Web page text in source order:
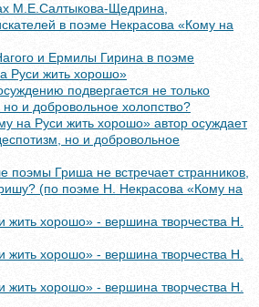
М.Е.Салтыкова-Щедрина,
в поэме Некрасова «Кому на
и Ермилы Гирина в поэме
Руси жить хорошо»
подвергается не только
и добровольное холопство?
на Руси жить хорошо» автор осуждает
но и добровольное
поэмы Гриша не встречает странников,
(по поэме Н. Некрасова «Кому на
хорошо» - вершина творчества Н.
хорошо» - вершина творчества Н.
хорошо» - вершина творчества Н.